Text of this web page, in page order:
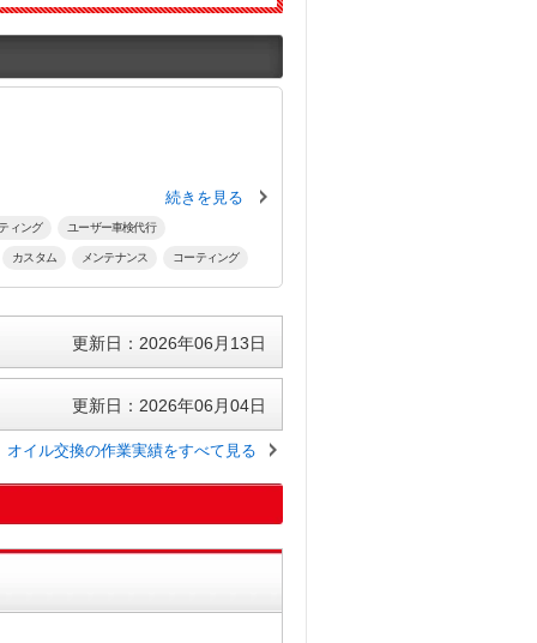
続きを見る
ィング ユーザー車検代行
カスタム メンテナンス コーティング
更新日：2026年06月13日
更新日：2026年06月04日
オイル交換の作業実績をすべて見る